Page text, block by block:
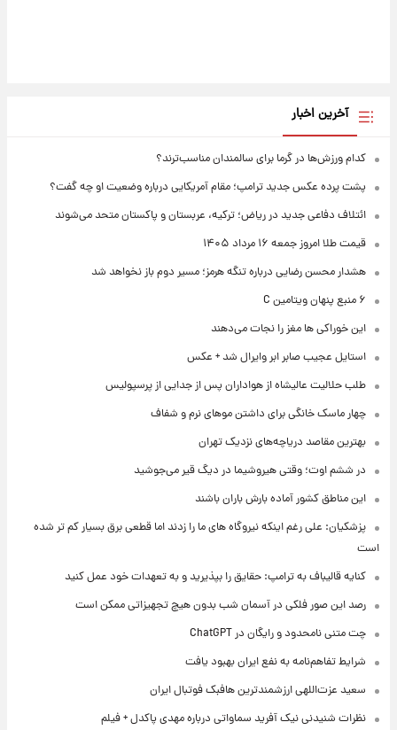
آخرین اخبار
کدام ورزش‌ها در گرما برای سالمندان مناسب‌ترند؟
پشت پرده عکس جدید ترامپ؛ مقام آمریکایی درباره وضعیت او چه گفت؟
ائتلاف دفاعی جدید در ریاض؛ ترکیه، عربستان و پاکستان متحد می‌شوند
قیمت طلا امروز جمعه ۱۶ مرداد ۱۴۰۵
هشدار محسن رضایی درباره تنگه هرمز؛ مسیر دوم باز نخواهد شد
۶ منبع پنهان ویتامین C
این خوراکی ها مغز را نجات می‌دهند
استایل عجیب صابر ابر وایرال شد + عکس
طلب حلالیت عالیشاه از هواداران پس از جدایی از پرسپولیس
چهار ماسک خانگی برای داشتن موهای نرم و شفاف
بهترین مقاصد دریاچه‌های نزدیک تهران
در ششم اوت؛ وقتی هیروشیما در دیگ قیر می‌جوشید
این مناطق کشور آماده بارش باران باشند
پزشکیان: علی رغم اینکه نیروگاه های ما را زدند اما قطعی برق بسیار کم تر شده
است
کنایه قالیباف به ترامپ: حقایق را بپذیرید و به تعهدات خود عمل کنید
رصد این صور فلکی در آسمان شب بدون هیچ تجهیزاتی ممکن است
چت متنی نامحدود و رایگان در ChatGPT
شرایط تفاهم‌نامه به نفع ایران بهبود یافت
سعید عزت‌اللهی ارزشمندترین هافبک فوتبال ایران
نظرات شنیدنی نیک آفرید سماواتی درباره مهدی پاکدل + فیلم